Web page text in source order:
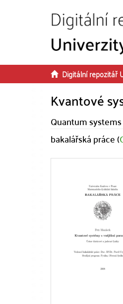
Digitální repozitář
Kvantové
Quantum
bakalářská práce (